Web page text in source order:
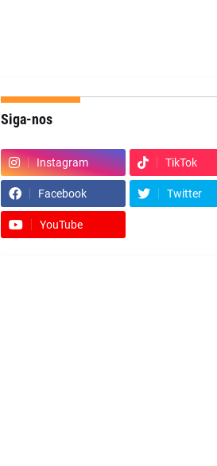
Siga-nos
Instagram TikTok
Facebook Twitter
YouTube